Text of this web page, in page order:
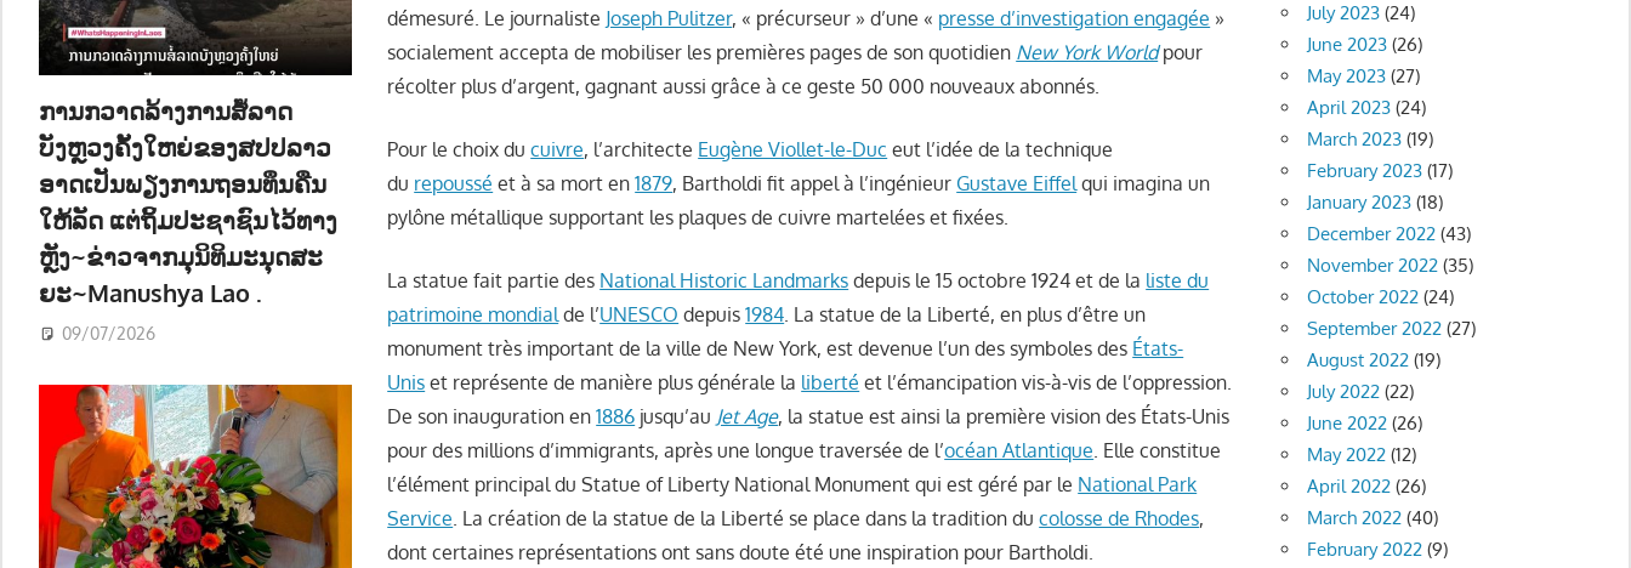
démesuré. Le journaliste Joseph Pulitzer, « précurseur » d’une « presse d’investigation engagée »
socialement accepta de mobiliser les premières pages de son quotidien New York Worldpour
récolter plus d’argent, gagnant aussi grâce à ce geste 50 000 nouveaux abonnés.
Pour le choix ducuivre, l’architecte Eugène Viollet-le-Duc eut l’idée de la technique
du repoussé et à sa mort en1879, Bartholdi fit appel à l’ingénieur Gustave Eiffelqui imagina un
pylône métallique supportant les plaques de cuivre martelées et fixées.
La statue fait partie des National Historic Landmarks depuis le 15 octobre 1924 et de la liste du
patrimoine mondialde l’UNESCO depuis1984. La statue de la Liberté, en plus d’être un
monument très important de la ville de New York, est devenue l’un des symboles des États-
Unis et représente de manière plus générale la liberté et l’émancipation vis-à-vis de l’oppression.
De son inauguration en1886 jusqu’au Jet Age, la statue est ainsi la première vision des États-Unis
pour des millions d’immigrants, après une longue traversée de l’océan Atlantique. Elle constitue
l’élément principal du Statue of Liberty National Monument qui est géré par le National Park
Service. La création de la statue de la Liberté se place dans la tradition ducolosse de Rhodes,
dont certaines représentations ont sans doute été une inspiration pour Bartholdi.
ການກວາດລ້າງການສໍ້ລາດ
ບັງຫຼວງຄັ້ງໃຫຍ່ຂອງສປປລາວ
ອາດເປັນພຽງການຖອນທຶນຄືນ
ໃຫ້ລັດ ແຕ່ຖິ້ມປະຊາຊົນໄວ້ທາງ
ຫຼັງ~ຂ່າວຈາກມຸນິທິມະນຸດສະ
ຍະ~Manushya Lao .
09/07/2026
July 2023 (24)
June 2023 (26)
May 2023 (27)
April 2023 (24)
March 2023 (19)
February 2023 (17)
January 2023 (18)
December 2022 (43)
November 2022 (35)
October 2022 (24)
September 2022 (27)
August 2022 (19)
July 2022 (22)
June 2022 (26)
May 2022 (12)
April 2022 (26)
March 2022 (40)
February 2022 (9)